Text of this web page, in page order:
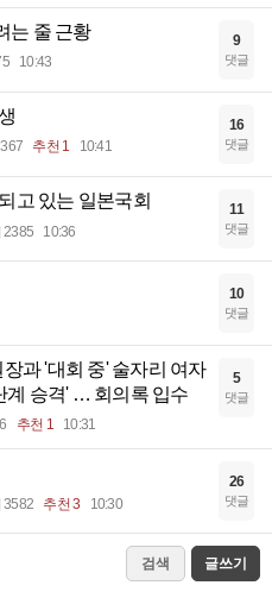
는 줄 근황
10:43
9
댓글
추천 1 10:41
16
댓글
고 있는 일본국회
2385 10:36
11
댓글
10
댓글
과 '대회 중' 술자리 여자
계 승격' … 회의록 입수
추천 1 10:31
5
댓글
3582 추천 3 10:30
26
댓글
검색 글쓰기